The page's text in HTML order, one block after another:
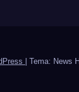
Tema: News